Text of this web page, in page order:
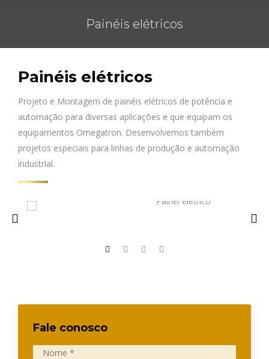
Painéis elétricos
Painéis elétricos
Projeto e Montagem de painéis elétricos de potência e
automação para diversas aplicações e que equipam os
equipamentos Omegatron. Desenvolvemos também
projetos especiais para linhas de produção e automação
industrial.
Fale conosco
Nome *